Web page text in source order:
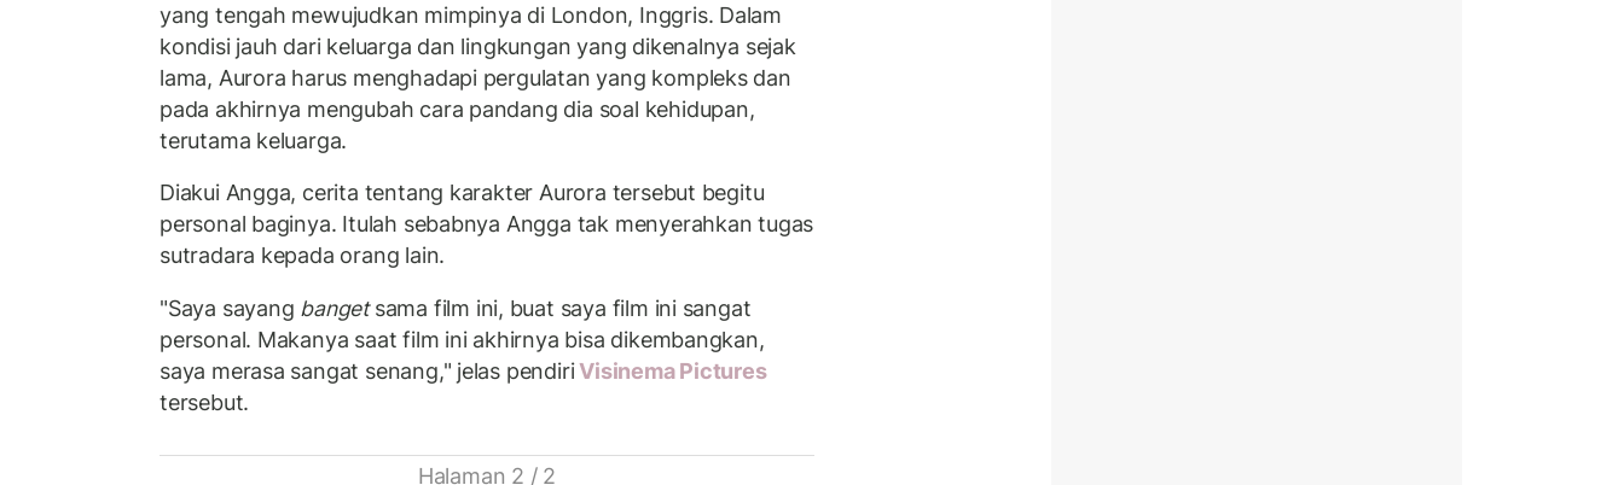
yang tengah mewujudkan mimpinya di London, Inggris. Dalam
kondisi jauh dari keluarga dan lingkungan yang dikenalnya sejak
lama, Aurora harus menghadapi pergulatan yang kompleks dan
pada akhirnya mengubah cara pandang dia soal kehidupan,
terutama keluarga.
Diakui Angga, cerita tentang karakter Aurora tersebut begitu
personal baginya. Itulah sebabnya Angga tak menyerahkan tugas
sutradara kepada orang lain.
"Saya sayang bangetsama film ini, buat saya film ini sangat
personal. Makanya saat film ini akhirnya bisa dikembangkan,
saya merasa sangat senang," jelas pendiriVisinema Pictures
tersebut.
Halaman 2 / 2